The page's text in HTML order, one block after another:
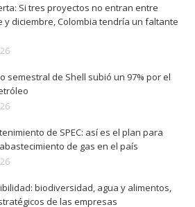
Si tres proyectos no entran entre
y diciembre, Colombia tendría un faltante
semestral de Shell subió un 97% por el
de SPEC: así es el plan para
de gas en el país
biodiversidad, agua y alimentos,
de las empresas